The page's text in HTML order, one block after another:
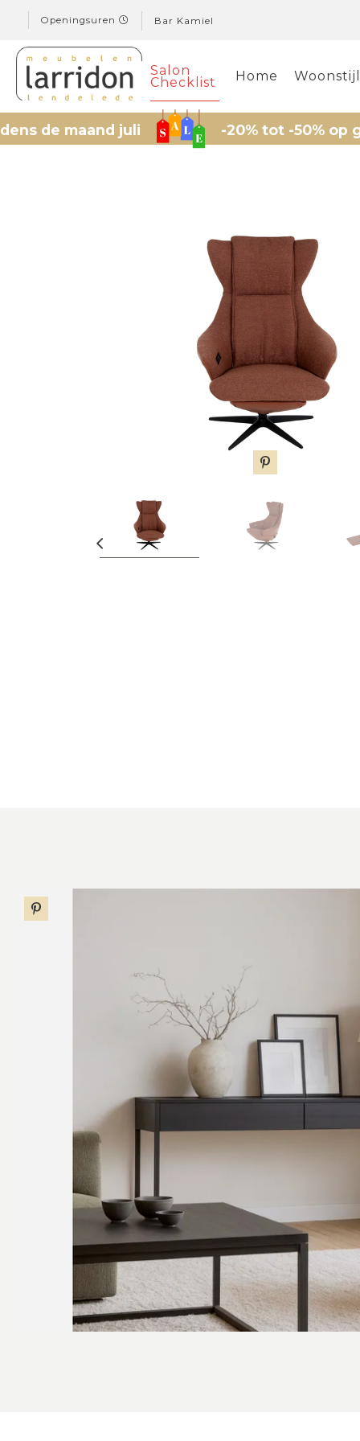
Openingsuren Bar Kamiel
Salon
Checklist Home
juli -20% tot -50% op